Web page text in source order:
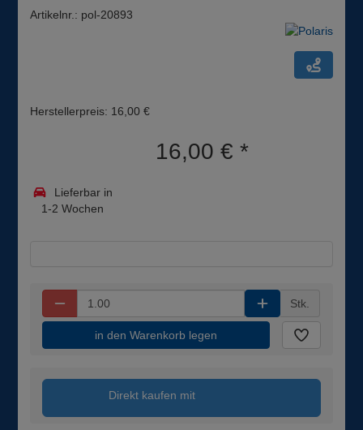
Artikelnr.: pol-20893
Herstellerpreis: 16,00 €
16,00 € *
Lieferbar in
1-2 Wochen
Stk.
in den Warenkorb legen
Direkt kaufen mit